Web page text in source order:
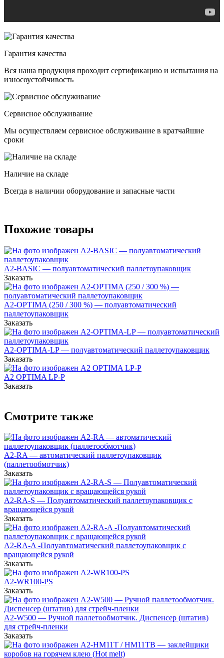
Гарантия качества
Вся наша продукция проходит сертификацию и испытания на
износоустойчивость
Сервисное обслуживание
Мы осуществляем сервисное обслуживание в кратчайшие
сроки
Наличие на складе
Всегда в наличии оборудование и запасные части
Похожие товары
A2-BASIC — полуавтоматический паллетоупаковщик
Заказать
А2-OPTIMA (250 / 300 %) — полуавтоматический
паллетоупаковщик
Заказать
A2-OPTIMA-LP — полуавтоматический паллетоупаковщик
Заказать
A2 OPTIMA LP-P
Заказать
Смотрите также
A2-RA — автоматический паллетоупаковщик
(паллетообмотчик)
Заказать
A2-RA-S — Полуавтоматический паллетоупаковщик с
вращающейся рукой
Заказать
A2-RA-A -Полуавтоматический паллетоупаковщик с
вращающейся рукой
Заказать
A2-WR100-PS
Заказать
А2-W500 — Ручной паллетообмотчик. Диспенсер (штатив)
для стрейч-пленки
Заказать